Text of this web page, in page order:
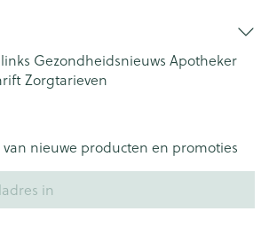
Gezondheidsnieuws Apotheker
Zorgtarieven
nieuwe producten en promoties